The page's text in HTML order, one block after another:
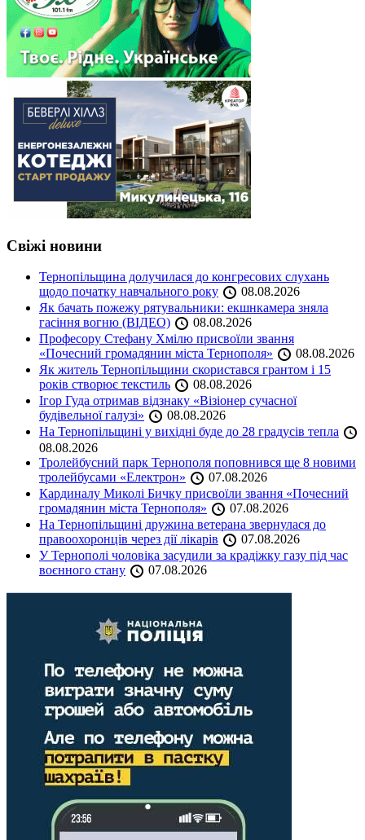
Свіжі новини
Тернопільщина долучилася до конгресових слухань
щодо початку навчального року
08.08.2026
Як бачать пожежу рятувальники: екшнкамера зняла
гасіння вогню (ВІДЕО)
08.08.2026
Професору Стефану Хмілю присвоїли звання
«Почесний громадянин міста Тернополя»
08.08.2026
Як житель Тернопільщини скористався грантом і 15
років створює текстиль
08.08.2026
Ігор Гуда отримав відзнаку «Візіонер сучасної
будівельної галузі»
08.08.2026
На Тернопільщині у вихідні буде до 28 градусів тепла
08.08.2026
Тролейбусний парк Тернополя поповнився ще 8 новими
тролейбусами «Електрон»
07.08.2026
Кардиналу Миколі Бичку присвоїли звання «Почесний
громадянин міста Тернополя»
07.08.2026
На Тернопільщині дружина ветерана звернулася до
правоохоронців через дії лікарів
07.08.2026
У Тернополі чоловіка засудили за крадіжку газу під час
воєнного стану
07.08.2026